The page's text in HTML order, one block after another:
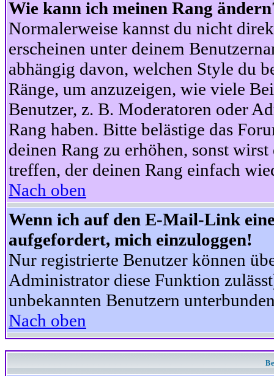
Wie kann ich meinen Rang
Normalerweise kannst du nicht
erscheinen unter deinem
abhängig davon, welchen Style du
Ränge, um anzuzeigen, wie viele
Benutzer, z. B. Moderatoren oder
Rang haben. Bitte belästige das
deinen Rang zu erhöhen, sonst
treffen, der deinen Rang einfach
Nach oben
Wenn ich auf den E-Mail-Link
aufgefordert, mich einzuloggen!
Nur registrierte Benutzer können
Administrator diese Funktion
unbekannten Benutzern
Nach oben